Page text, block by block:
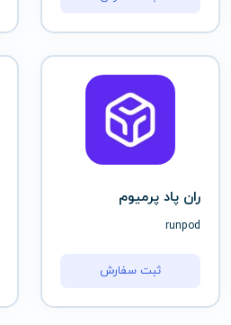
ران پاد پرمیوم
runpod
ثبت سفارش